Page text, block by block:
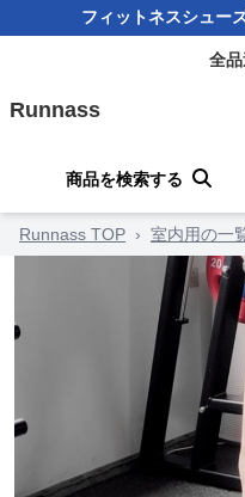
フィットネスシュー
全品
Runnass
商品を検索する
Runnass TOP › 室内用の一